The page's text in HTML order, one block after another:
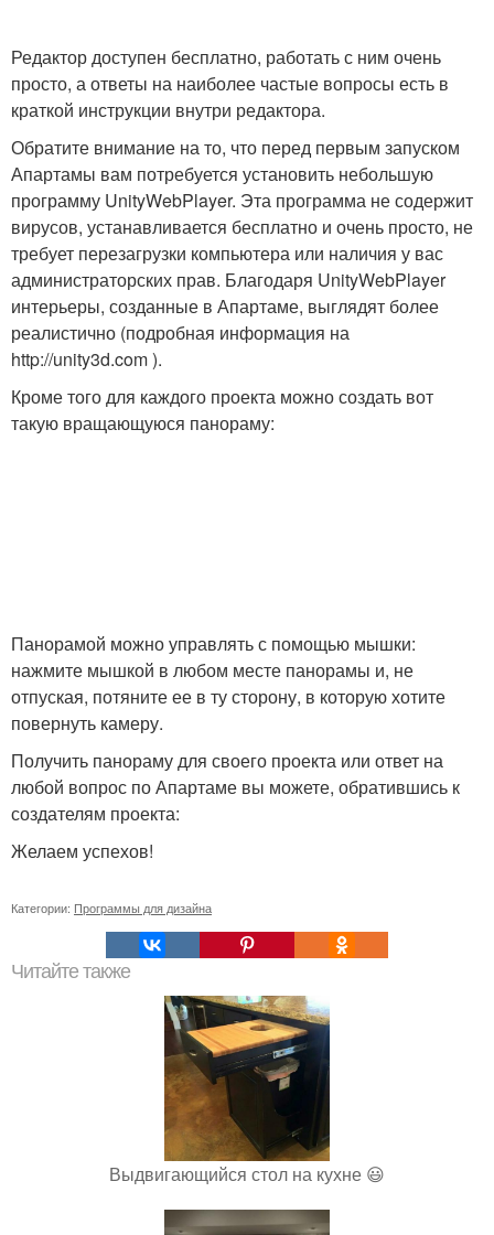
Редактор доступен бесплатно, работать с ним очень
просто, а ответы на наиболее частые вопросы есть в
краткой инструкции внутри редактора.
Обратите внимание на то, что перед первым запуском
Апартамы вам потребуется установить небольшую
программу UnityWebPlayer. Эта программа не содержит
вирусов, устанавливается бесплатно и очень просто, не
требует перезагрузки компьютера или наличия у вас
администраторских прав. Благодаря UnityWebPlayer
интерьеры, созданные в Апартаме, выглядят более
реалистично (подробная информация на
http://unity3d.com ).
Кроме того для каждого проекта можно создать вот
такую вращающуюся панораму:
Панорамой можно управлять с помощью мышки:
нажмите мышкой в любом месте панорамы и, не
отпуская, потяните ее в ту сторону, в которую хотите
повернуть камеру.
Получить панораму для своего проекта или ответ на
любой вопрос по Апартаме вы можете, обратившись к
создателям проекта:
Желаем успехов!
Категории: Программы для дизайна
Читайте также
Выдвигающийся стол на кухне 😃